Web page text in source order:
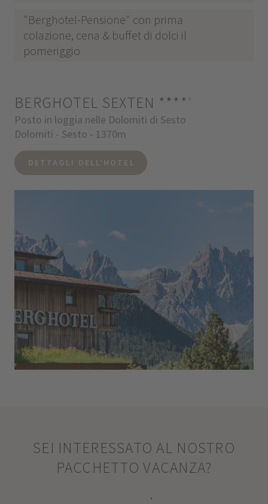
"Berghotel-Pensione" con prima
colazione, cena & buffet di dolci il
pomeriggio
BERGHOTEL SEXTEN **** s
Posto in loggia nelle Dolomiti di Sesto
Dolomiti - Sesto - 1370m
DETTAGLI DELL'HOTEL
SEI INTERESSATO AL NOSTRO
PACCHETTO VACANZA?